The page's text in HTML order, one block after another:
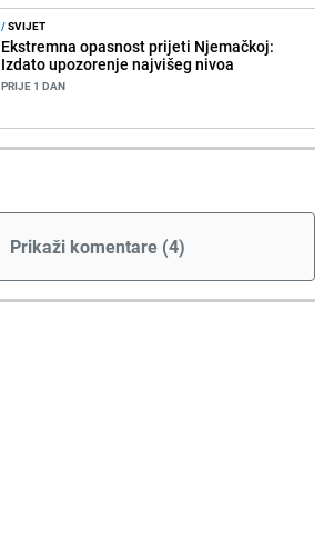
/SVIJET
Ekstremna opasnost prijeti Njemačkoj:
Izdato upozorenje najvišeg nivoa
PRIJE 1 DAN
Prikaži komentare (4)